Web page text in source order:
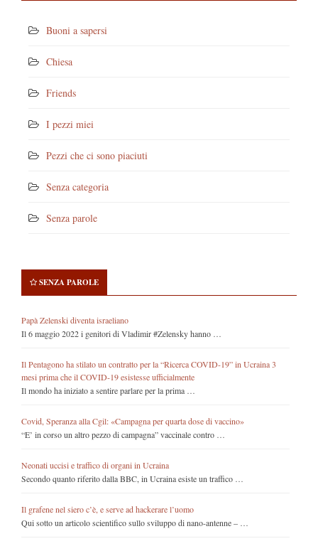
Buoni a sapersi
Chiesa
Friends
I pezzi miei
Pezzi che ci sono piaciuti
Senza categoria
Senza parole
SENZA PAROLE
Papà Zelenski diventa israeliano
Il 6 maggio 2022 i genitori di Vladimir #Zelensky hanno …
Il Pentagono ha stilato un contratto per la “Ricerca COVID-19” in Ucraina 3
mesi prima che il COVID-19 esistesse ufficialmente
Il mondo ha iniziato a sentire parlare per la prima …
Covid, Speranza alla Cgil: «Campagna per quarta dose di vaccino»
“E’ in corso un altro pezzo di campagna” vaccinale contro …
Neonati uccisi e traffico di organi in Ucraina
Secondo quanto riferito dalla BBC, in Ucraina esiste un traffico …
Il grafene nel siero c’è, e serve ad hackerare l’uomo
Qui sotto un articolo scientifico sullo sviluppo di nano-antenne – …